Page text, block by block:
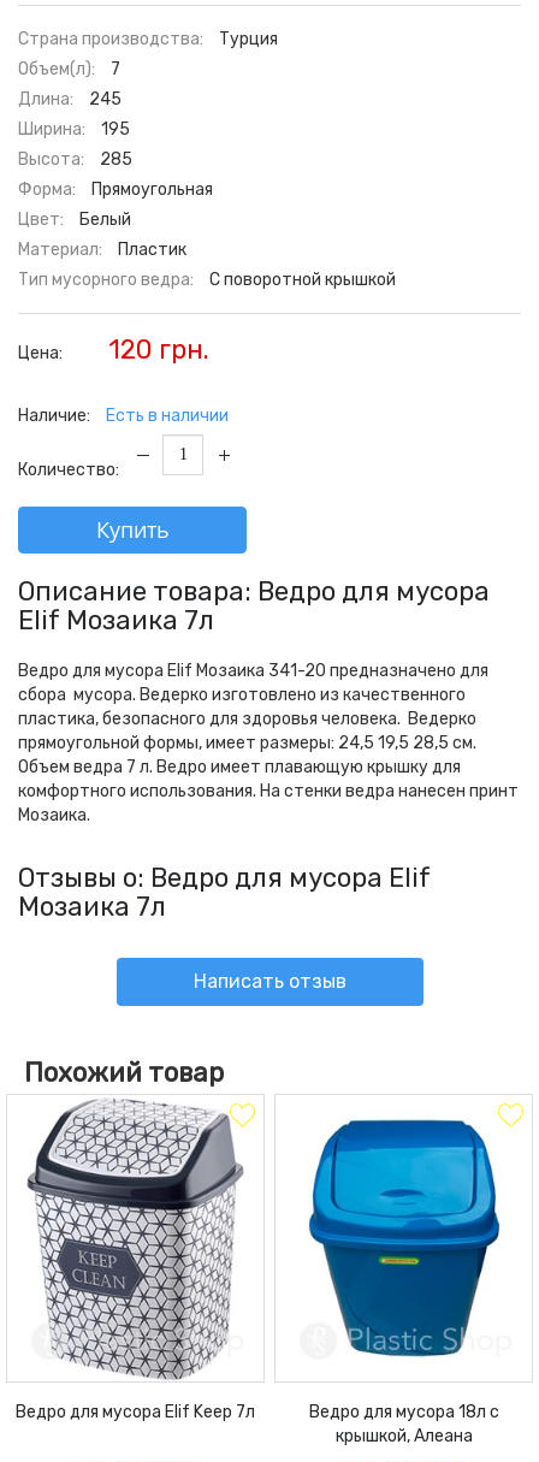
Страна производства:
Турция
Объем(л):
7
Длина:
245
Ширина:
195
Высота:
285
Форма:
Прямоугольная
Цвет:
Белый
Материал:
Пластик
Тип мусорного ведра:
С поворотной крышкой
Цена: 120 грн.
Наличие: Есть в наличии
Количество:
Купить
Описание товара: Ведро для мусора
Elif Мозаика 7л
Ведро для мусора Elif Мозаика 341-20 предназначено для
сбора мусора. Ведерко изготовлено из качественного
пластика, безопасного для здоровья человека. Ведерко
прямоугольной формы, имеет размеры: 24,5 19,5 28,5 см.
Объем ведра 7 л. Ведро имеет плавающую крышку для
комфортного использования. На стенки ведра нанесен принт
Мозаика.
Отзывы о: Ведро для мусора Elif
Мозаика 7л
Написать отзыв
Похожий товар
Ведро для мусора Elif Keep 7л
Ведро для мусора 18л с
крышкой, Алеана